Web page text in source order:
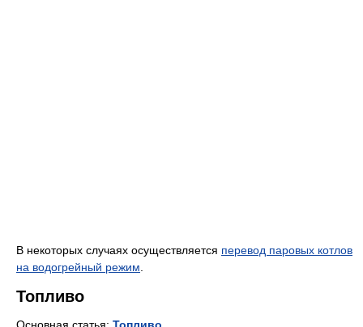
В некоторых случаях осуществляется перевод паровых котлов
на водогрейный режим
Топливо
Основная статья: Топливо